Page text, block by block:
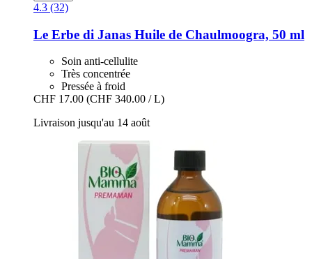
4.3 (32)
Le Erbe di Janas Huile de Chaulmoogra, 50 ml
Soin anti-cellulite
Très concentrée
Pressée à froid
CHF 17.00 (CHF 340.00 / L)
Livraison jusqu'au 14 août